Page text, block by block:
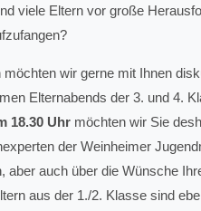
viele Eltern vor große
wir gerne mit Ihnen
Elternabends der 3. und 4.
18.30 Uhr möchten wir Sie
der Weinheimer
aber auch über die Wünsche
aus der 1./2. Klasse sind